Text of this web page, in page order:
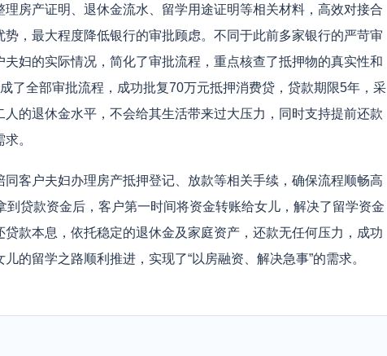
产证明、退休金流水、留学用途证明等相关材料，高效对接合
，最大程度降低银行的审批顾虑。不同于此前多家银行的严苛审
妇的实际情况，简化了审批流程，重点核查了抵押物的真实性和
了全部审批流程，成功批复70万元抵押消费贷，贷款期限5年，采
的退休金水平，不会给其生活带来过大压力，同时支持提前还款
。
户夫妇办理房产抵押登记、放款等相关手续，确保流程顺畅高
贷款资金后，客户第一时间将资金转账给女儿，解决了留学资金
款本息，依托稳定的退休金及家庭资产，还款无任何压力，成功
的留学之路顺利推进，实现了“以房融资、解决急事”的需求。